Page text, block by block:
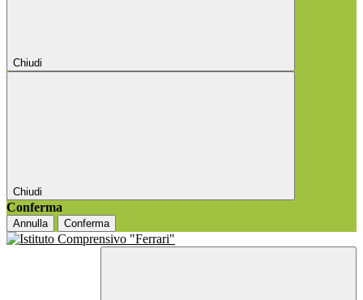
Chiudi
Chiudi
Conferma
Annulla Conferma